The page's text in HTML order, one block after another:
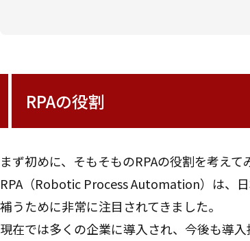
RPAの役割
まず初めに、そもそものRPAの役割を考えて
RPA（Robotic Process Automation）は、
補うために非常に注目されてきました。
現在では多くの企業に導入され、今後も導